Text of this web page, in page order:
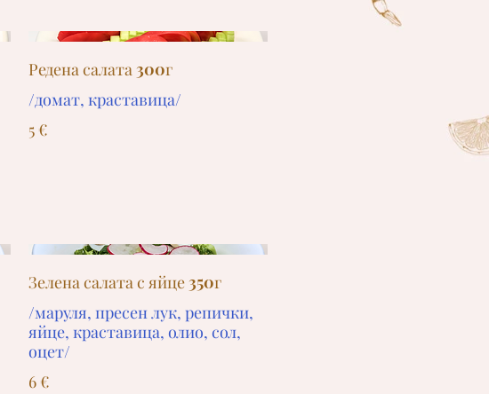
Редена салата 300г
/домат, краставица/
5 €
Зелена салата с яйце 350г
/маруля, пресен лук, репички,
яйце, краставица, олио, сол,
оцет/
6 €